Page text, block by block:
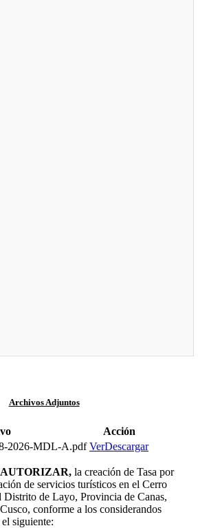
Archivos Adjuntos
Acción
2026-MDL-A.pdf VerDescargar
la creación de Tasa por
de servicios turísticos en el Cerro
Distrito de Layo, Provincia de Canas,
conforme a los considerandos
siguiente: